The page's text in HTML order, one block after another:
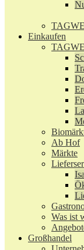
Einkaufen
Ab Hof
Märkte
Was ist
Großhandel